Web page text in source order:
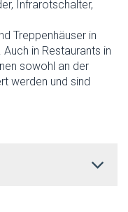
Infrarotschalter,
Treppenhäuser in
in Restaurants in
sowohl an der
werden und sind